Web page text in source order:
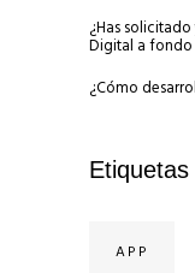
¿Has
Digital a
¿Cómo
Etiquetas
APP